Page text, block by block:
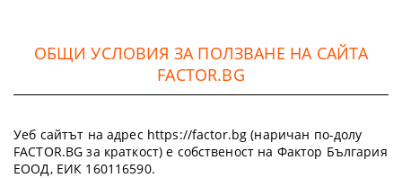
ОБЩИ УСЛОВИЯ ЗА ПОЛЗВАНЕ НА САЙТА
FACTOR.BG
Уеб сайтът на адрес https://factor.bg (наричан по-долу
FACTOR.BG за краткост) е собственост на Фактор България
ЕООД, ЕИК 160116590.